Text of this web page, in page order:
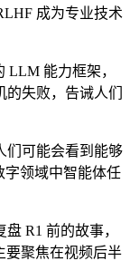
成为专业技术
能力框架，
失败，告诫人们
可能会看到能够
字领域中智能体任
R1 前的故事，
要聚焦在视频后半